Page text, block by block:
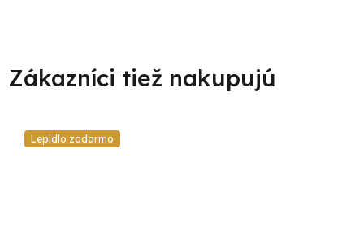
Lepidlo zadarmo